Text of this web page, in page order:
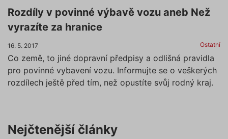
Rozdíly v povinné výbavě vozu aneb Než
vyrazíte za hranice
16. 5. 2017 Ostatní
Co země, to jiné dopravní předpisy a odlišná pravidla
pro povinné vybavení vozu. Informujte se o veškerých
rozdílech ještě před tím, než opustíte svůj rodný kraj.
Nejčtenější články